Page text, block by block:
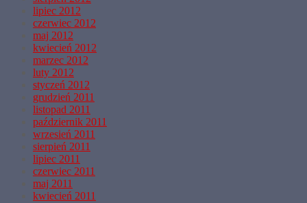
lipiec 2012
czerwiec 2012
maj 2012
kwiecień 2012
marzec 2012
luty 2012
styczeń 2012
grudzień 2011
listopad 2011
październik 2011
wrzesień 2011
sierpień 2011
lipiec 2011
czerwiec 2011
maj 2011
kwiecień 2011